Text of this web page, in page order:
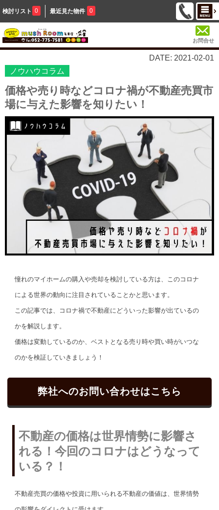
検討リスト 0 最近見た物件 0
お問合せ
DATE: 2021-02-01
ノウハウコラム
価格や売り時などコロナ禍が不動産売買市
場に与えた影響を知りたい！
憧れのマイホームの購入や売却を検討している方は、このコロナ
による世界の動向に注目されていることかと思います。
この記事では、コロナ禍で不動産にどういった影響が出ているの
かを解説します。
価格は変動しているのか、ベストとなる売り時や買い時がいつな
のかを検証していきましょう！
弊社へのお問い合わせはこちら
不動産の価格は世界情勢に影響さ
れる！今回のコロナはどうなって
いる？！
不動産売買の価格や投資に用いられる不動産の価値は、世界情勢